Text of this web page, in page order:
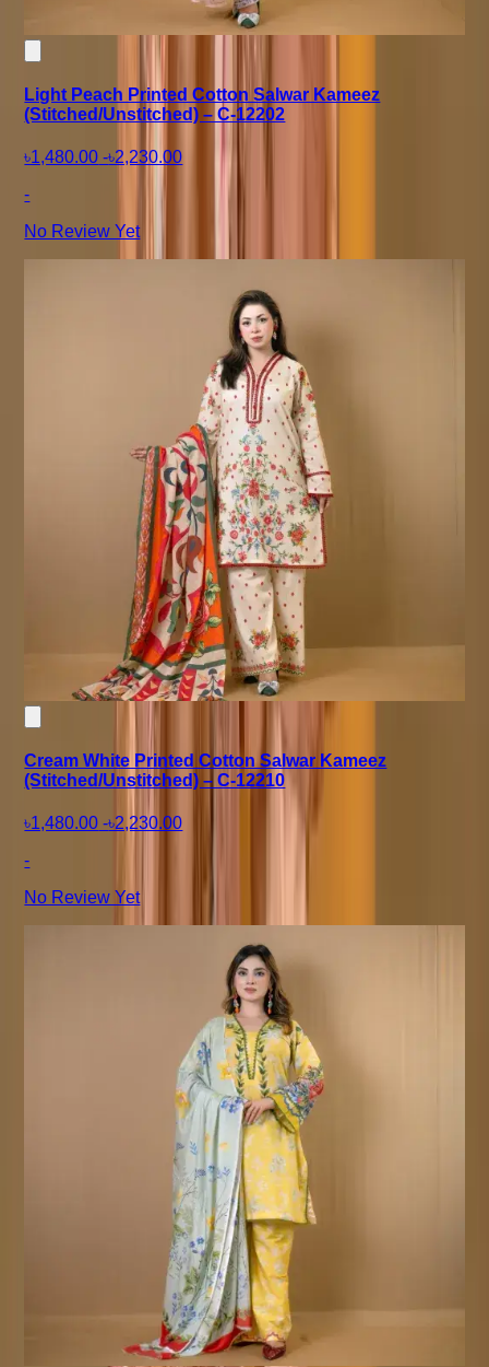
Light Peach Printed Cotton Salwar Kameez
(Stitched/Unstitched) – C-12202
৳1,480.00 -৳2,230.00
-
No Review Yet
Cream White Printed Cotton Salwar Kameez
(Stitched/Unstitched) – C-12210
৳1,480.00 -৳2,230.00
-
No Review Yet